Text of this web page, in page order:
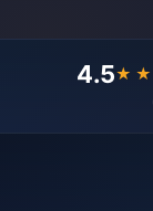
4.5